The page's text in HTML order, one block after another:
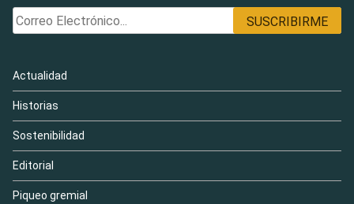
Actualidad
Historias
Sostenibilidad
Editorial
Piqueo gremial